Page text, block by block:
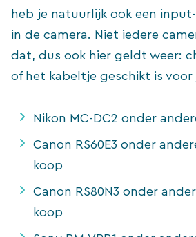
heb je natuurlijk ook een
in de camera. Niet iedere
dat, dus ook hier geldt weer:
of het kabeltje geschikt is voor
Nikon MC-DC2 onder
Canon RS60E3 onder
koop
Canon RS80N3 onder
koop